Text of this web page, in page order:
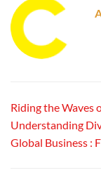
Riding the Waves
Understanding
Global Business :